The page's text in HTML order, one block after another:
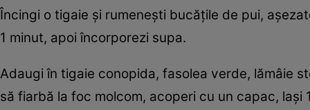
Încingi o tigaie şi rumeneşti bucăţile de pui,
1 minut, apoi încorporezi supa.
Adaugi în tigaie conopida, fasolea verde, lămâie
să fiarbă la foc molcom, acoperi cu un capac,